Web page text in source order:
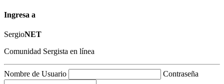
Ingresa a
SergioNET
Comunidad Sergista en línea
Nombre de Usuario Contraseña